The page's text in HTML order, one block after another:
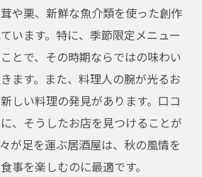
や栗、新鮮な魚介類を使った創作
います。特に、季節限定メニュー
とで、その時期ならではの味わい
ます。また、料理人の腕が光るお
しい料理の発見があります。口コ
、そうしたお店を見つけることが
が足を運ぶ居酒屋は、秋の風情を
事を楽しむのに最適です。